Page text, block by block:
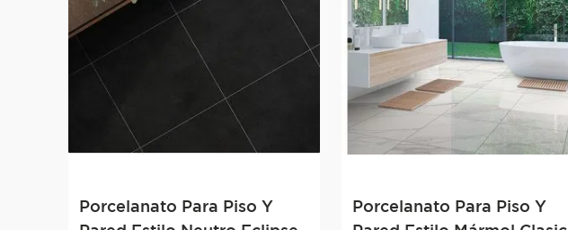
Porcelanato Para Piso Y
Porcelanato Para Piso Y